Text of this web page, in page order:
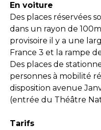
En voiture
Des places réservées
dans un rayon de
provisoire il y a une
France 3 et la rampe
Des places de
personnes à mobilité
disposition avenue
(entrée du Théâtre
Tarifs